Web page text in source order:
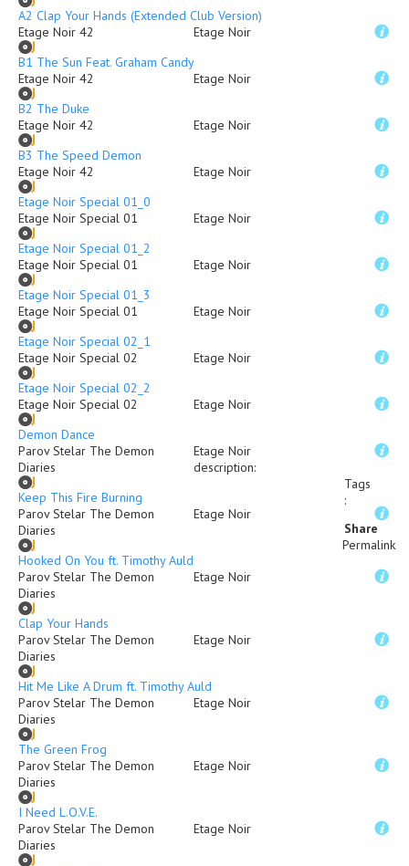
A2 Clap Your Hands (Extended Club Version)
Etage Noir 42
Etage Noir
B1 The Sun Feat. Graham Candy
Etage Noir 42
Etage Noir
B2 The Duke
Etage Noir 42
Etage Noir
B3 The Speed Demon
Etage Noir 42
Etage Noir
Etage Noir Special 01_0
Etage Noir Special 01
Etage Noir
Etage Noir Special 01_2
Etage Noir Special 01
Etage Noir
Etage Noir Special 01_3
Etage Noir Special 01
Etage Noir
Etage Noir Special 02_1
Etage Noir Special 02
Etage Noir
Etage Noir Special 02_2
Etage Noir Special 02
Etage Noir
Demon Dance
Parov Stelar The Demon
Diaries
Etage Noir
Keep This Fire Burning
Parov Stelar The Demon
Diaries
Etage Noir
Hooked On You ft. Timothy Auld
Parov Stelar The Demon
Diaries
Etage Noir
Clap Your Hands
Parov Stelar The Demon
Diaries
Etage Noir
Hit Me Like A Drum ft. Timothy Auld
Parov Stelar The Demon
Diaries
Etage Noir
The Green Frog
Parov Stelar The Demon
Diaries
Etage Noir
I Need L.O.V.E.
Parov Stelar The Demon
Diaries
Etage Noir
description:
Tags
:
Share
Permalink